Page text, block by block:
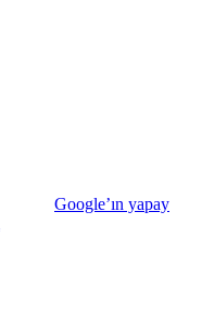
Google’ın yapay